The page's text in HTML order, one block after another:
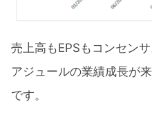
売上高もEPSもコンセン
アジュールの業績成長が
です。